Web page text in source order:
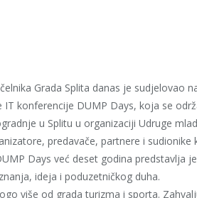
Grada Splita danas je sudjelovao
IT konferencije DUMP Days, koja se
u Splitu u organizaciji Udruge
predavače, partnere i
Days već deset godina predstavlja
ideja i poduzetničkog duha.
više od grada turizma i sporta.